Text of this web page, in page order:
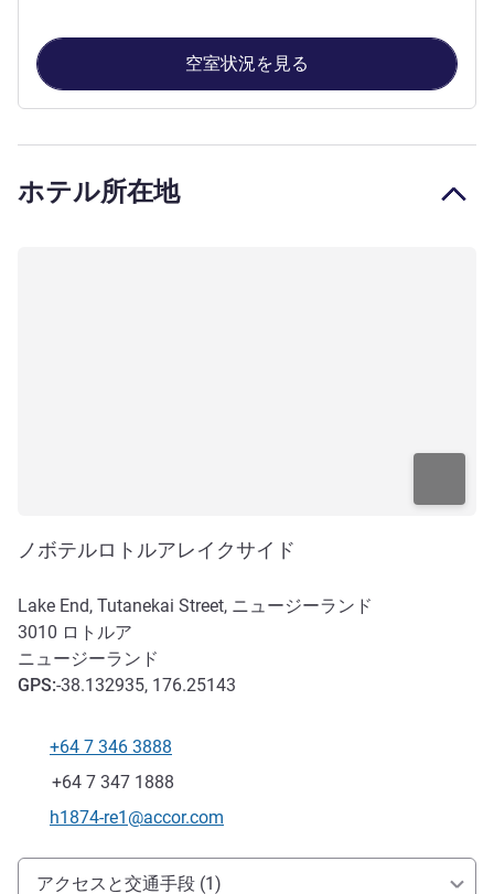
空室状況を見る
ホテル所在地
ノボテルロトルアレイクサイド
Lake End, Tutanekai Street, ニュージーランド
3010 ロトルア
ニュージーランド
GPS:-38.132935, 176.25143
電話番号
+64 7 346 3888
ファックス
+64 7 347 1888
Eメール
h1874-re1@accor.com
アクセスと交通機関
アクセスと交通手段 (1)